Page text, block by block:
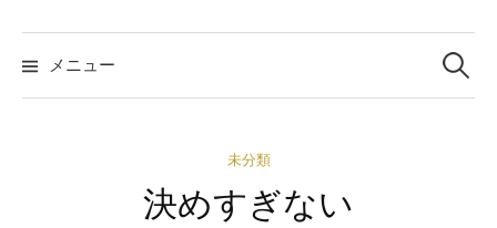
メニュー
索:
未分類
決めすぎない